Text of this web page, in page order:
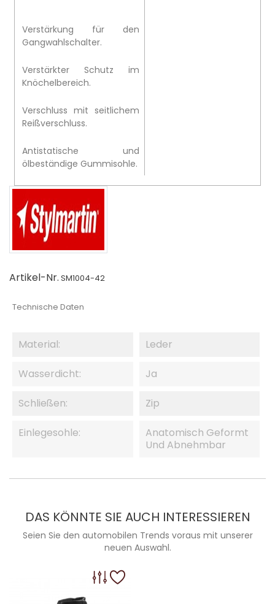
Verstärkung für den
Gangwahlschalter.
Verstärkter Schutz im
Knöchelbereich.
Verschluss mit seitlichem
Reißverschluss.
Antistatische und
ölbeständige Gummisohle.
Artikel-Nr. SM1004-42
Technische Daten
Material: Leder
Wasserdicht: Ja
Schließen: Zip
Einlegesohle:
Anatomisch Geformt
Und Abnehmbar
DAS KÖNNTE SIE AUCH INTERESSIEREN
Seien Sie den automobilen Trends voraus mit unserer
neuen Auswahl.